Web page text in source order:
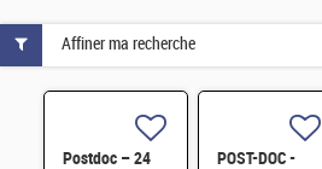
Postdoc – 24
POST-DOC -
Affiner ma recherche